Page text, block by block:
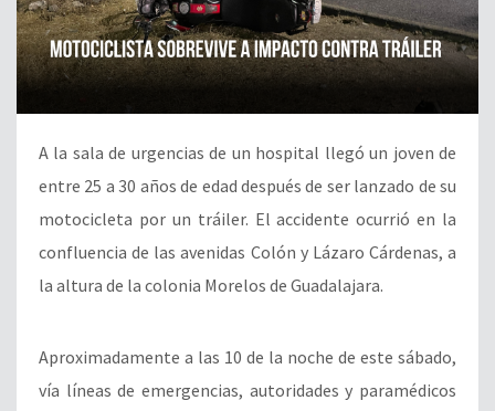
A la sala de urgencias de un hospital llegó un joven de
entre 25 a 30 años de edad después de ser lanzado de su
motocicleta por un tráiler. El accidente ocurrió en la
confluencia de las avenidas Colón y Lázaro Cárdenas, a
la altura de la colonia Morelos de Guadalajara.
Aproximadamente a las 10 de la noche de este sábado,
vía líneas de emergencias, autoridades y paramédicos